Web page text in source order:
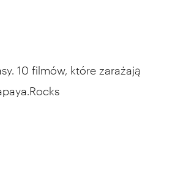
10 filmów, które zarażają